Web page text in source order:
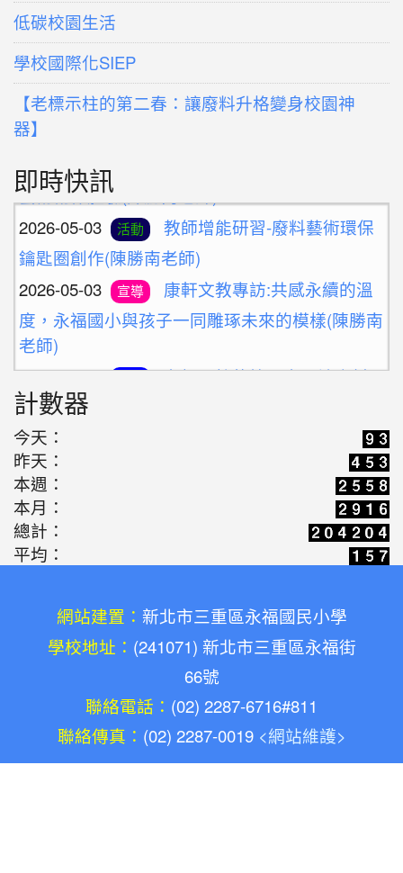
低碳校園生活
學校國際化SIEP
【老標示柱的第二春：讓廢料升格變身校園神
器】
即時快訊
藝術創作體驗(陳勝南老師)
2026-05-03 活動
教師增能研習-廢料藝術環保
鑰匙圈創作(陳勝南老師)
2026-05-03 宣導
康軒文教專訪:共感永續的溫
度，永福國小與孩子一同雕琢未來的模樣(陳勝南
老師)
2026-04-14 學習
老標示柱的第二春：讓廢料
升格變身雨天便利巧物
2026-03-16
歡迎光臨解憂百貨公司(施婷
婷老師)
2026-05-10
新北候用校長參訪團之廢料
藝術創作體驗(陳勝南老師)
2026-05-03
教師增能研習-廢料藝術環保
2026-05-03 宣導
康軒文教專訪:共感永續的溫
度，永福國小與孩子一同雕琢未來的模樣(陳勝南
2026-04-14 學習
老標示柱的第二春：讓廢料
升格變身雨天便利巧物
2026-03-16
歡迎光臨解憂百貨公司(施婷
計數器
今天：
昨天：
本週：
本月：
總計：
平均：
網站建置： 新北市三重區永福國民小學
學校地址： (241071) 新北市三重區永福街
66號
聯絡電話： (02) 2287-6716#811
聯絡傳真： (02) 2287-0019 <網站維護>